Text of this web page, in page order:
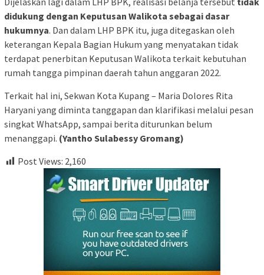
didukung dengan Keputusan Walikota sebagai dasar
hukumnya. Dan dalam LHP BPK itu, juga ditegaskan oleh
keterangan Kepala Bagian Hukum yang menyatakan tidak
terdapat penerbitan Keputusan Walikota terkait kebutuhan
rumah tangga pimpinan daerah tahun anggaran 2022.
Terkait hal ini, Sekwan Kota Kupang – Maria Dolores Rita
Haryani yang diminta tanggapan dan klarifikasi melalui pesan
singkat WhatsApp, sampai berita diturunkan belum
menanggapi. (Yantho Sulabessy Gromang)
Post Views: 2,160